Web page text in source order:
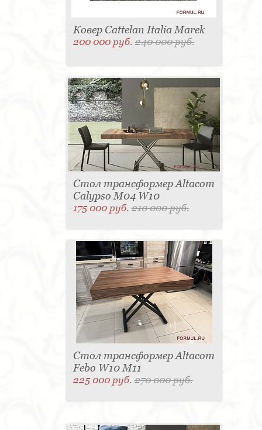
Ковер Cattelan Italia Marek
200 000 руб.240 000 руб.
Стол трансформер Altacom
Calypso M04 W10
175 000 руб.210 000 руб.
Стол трансформер Altacom
Febo W10 M11
225 000 руб.270 000 руб.